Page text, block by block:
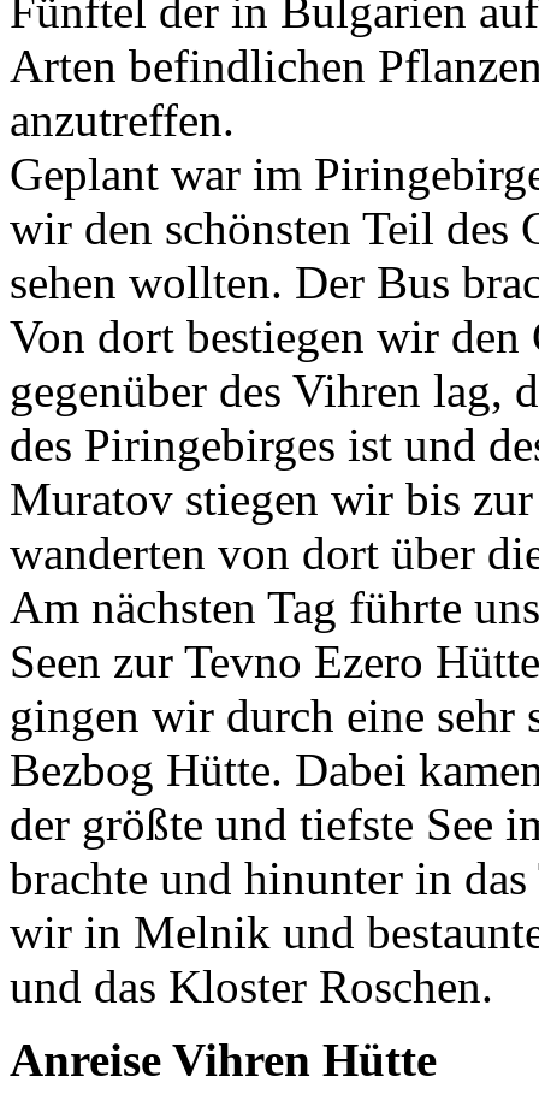
Fünftel der in Bulgarien
Arten befindlichen
anzutreffen.
Geplant war im
wir den schönsten Teil des
sehen wollten. Der Bus
Von dort bestiegen wir
gegenüber des Vihren lag,
des Piringebirges ist und
Muratov stiegen wir bis
wanderten von dort über
Am nächsten Tag führte
Seen zur Tevno Ezero
gingen wir durch eine sehr
Bezbog Hütte. Dabei
der größte und tiefste See
brachte und hinunter in
wir in Melnik und
und das Kloster Roschen.
Anreise Vihren Hütte